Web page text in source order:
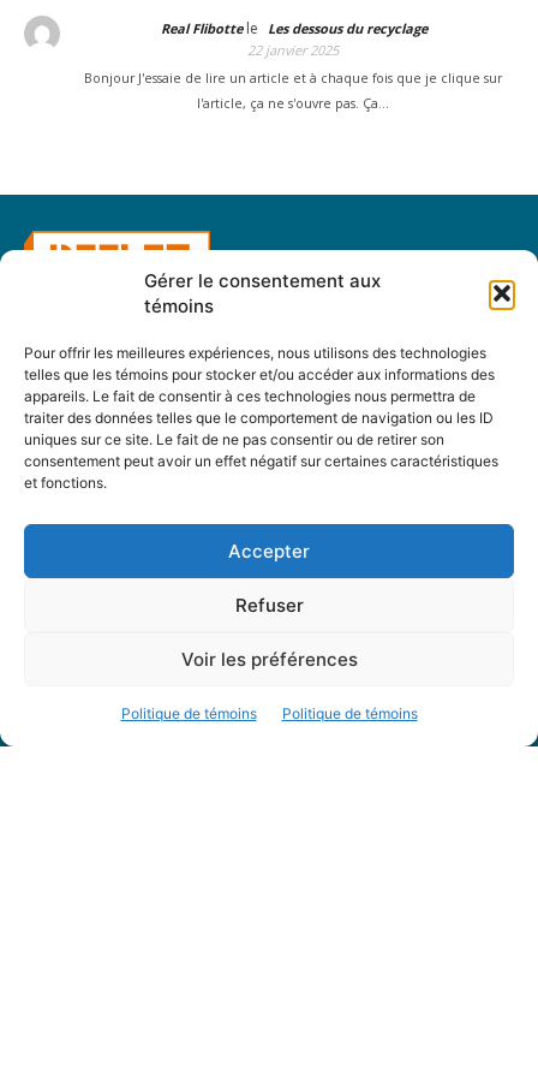
Gérer le consentement aux
témoins
Pour offrir les meilleures expériences, nous utilisons des technologies
telles que les témoins pour stocker et/ou accéder aux informations des
appareils. Le fait de consentir à ces technologies nous permettra de
traiter des données telles que le comportement de navigation ou les ID
uniques sur ce site. Le fait de ne pas consentir ou de retirer son
consentement peut avoir un effet négatif sur certaines caractéristiques
et fonctions.
Accepter
Refuser
Voir les préférences
Politique de témoins Politique de témoins
Real Flibottele
Les dessous du recyclage
22 janvier 2025
Bonjour J'essaie de lire un article et à chaque fois que je clique sur
l'article, ça ne s'ouvre pas. Ça…
Un regard différent
Abonnement
Abonnez-vous
Changement d’adresse
À propos
PDF Magazines